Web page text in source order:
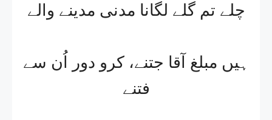
چلے تم گلے لگانا مدنی مدینے والے
ہیں مبلغ آقا جتنے، کرو دور اُن سے
فتنے